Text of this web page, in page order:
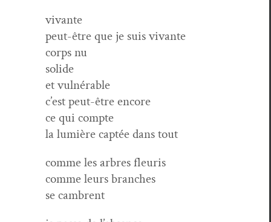
vivante
peut-être que je suis vivante
corps nu
solide
et vulnérable
c’est peut-être encore
ce qui compte
la lumière cap­tée dans tout
comme les arbres fleuris
comme leurs branches
se cambrent